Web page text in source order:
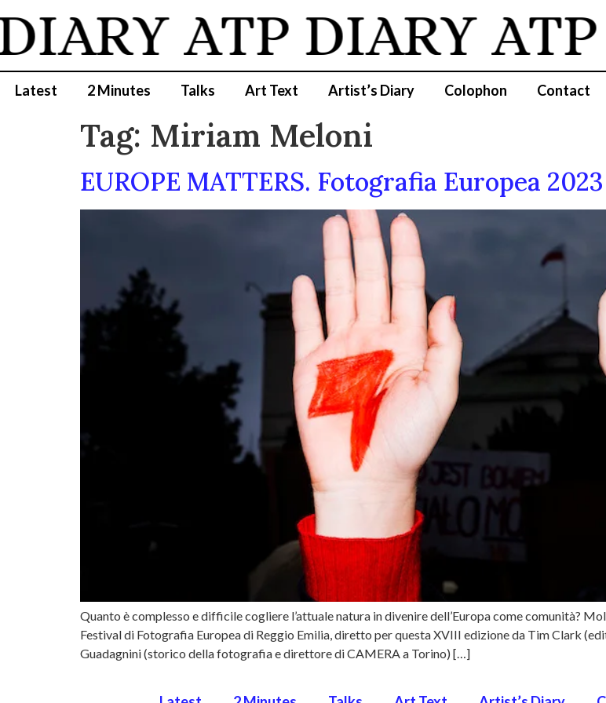
ATP DIARY
Latest 2 Minutes Talks Art Text Artist’s Diary Colophon Contact
Tag: Miriam Meloni
EUROPE MATTERS. Fotografia Europea 2023
Quanto è complesso e difficile cogliere l’attuale natura in divenire dell’Europa come comunità?
Festival di Fotografia Europea di Reggio Emilia, diretto per questa XVIII edizione da Tim Clark
Guadagnini (storico della fotografia e direttore di CAMERA a Torino) […]